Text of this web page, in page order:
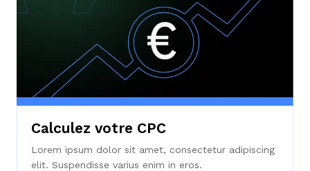
Calculez votre CPC
Lorem ipsum dolor sit amet, consectetur adipiscing
elit. Suspendisse varius enim in eros.